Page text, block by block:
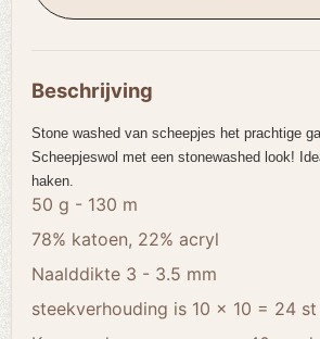
Beschrijving
Stone washed van scheepjes het prachtige
Scheepjeswol met een stonewashed look!
haken.
50 g - 130 m
78% katoen, 22% acryl
Naalddikte 3 - 3.5 mm
steekverhouding is 10 x 10 = 24